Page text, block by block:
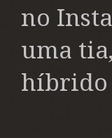
no
uma
híbrido